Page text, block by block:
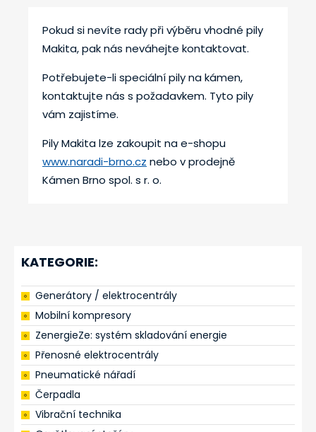
KATEGORIE:
Generátory / elektrocentrály
Mobilní kompresory
ZenergieZe: systém skladování energie
Přenosné elektrocentrály
Pneumatické nářadí
Čerpadla
Vibrační technika
Pokud si nevíte rady při výběru vhodné pily
Makita, pak nás neváhejte kontaktovat.
Potřebujete-li speciální pily na kámen,
kontaktujte nás s požadavkem. Tyto pily
vám zajistíme.
Pily Makita lze zakoupit na e-shopu
www.naradi-brno.cz nebo v prodejně
Kámen Brno spol. s r. o.